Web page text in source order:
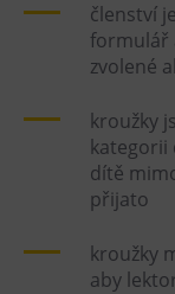
Bolt Café
Kavárna
PECKA DOV
Restaurace
Bistropen
CØKAFE
FUTURE café
členství
formulář
zvolené
kroužky
kategorii
dítě
přijato
kroužky
aby